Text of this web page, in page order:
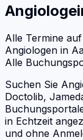
Angiologe
Alle Termine
Angiologen in
Alle
Suchen Sie
Doctolib,
in Echtzeit
und ohne